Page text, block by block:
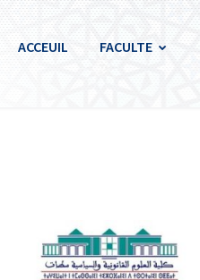
ACCEUIL FACULTE